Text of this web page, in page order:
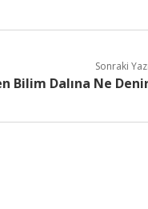
Sonraki
Bilim Dalına Ne